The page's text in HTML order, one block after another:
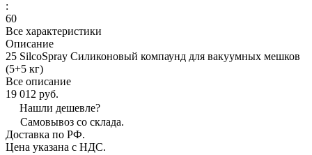
:
60
Все характеристики
Описание
25 SilcoSpray Силиконовый компаунд для вакуумных мешков
(5+5 кг)
Все описание
19 012 руб.
Нашли дешевле?
Самовывоз со склада.
Доставка по РФ.
Цена указана с НДС.